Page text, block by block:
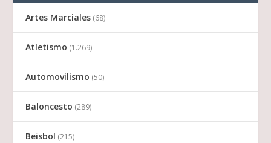
Artes Marciales (68)
Atletismo (1.269)
Automovilismo (50)
Baloncesto (289)
Beisbol (215)